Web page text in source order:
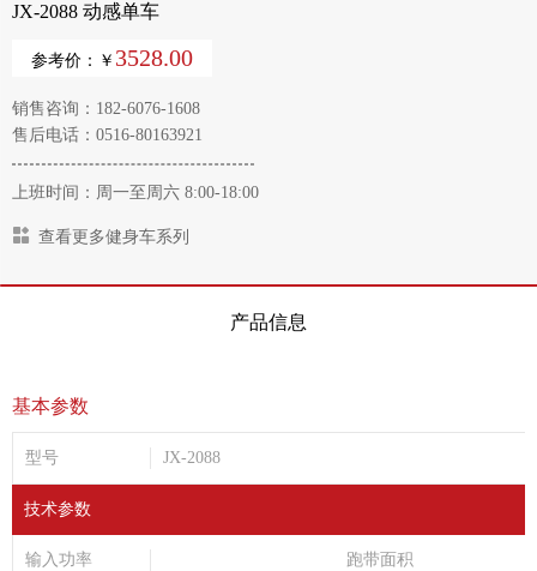
JX-2088 动感单车
参考价：￥ 3528.00
销售咨询：182-6076-1608
售后电话：0516-80163921
上班时间：周一至周六 8:00-18:00
查看更多健身车系列
产品信息
基本参数
型号 JX-2088
技术参数
输入功率 跑带面积